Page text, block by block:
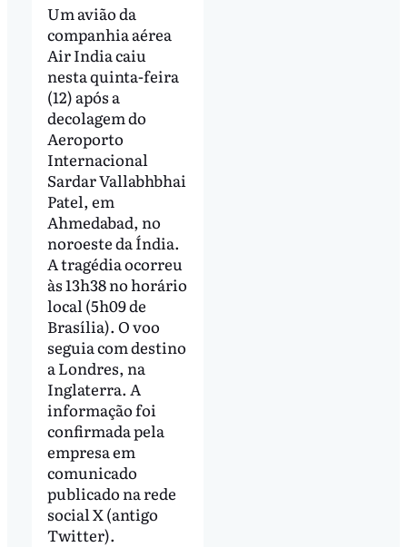
Um avião da
companhia aérea
Air India caiu
nesta quinta-feira
(12) após a
decolagem do
Aeroporto
Internacional
Sardar Vallabhbhai
Patel, em
Ahmedabad, no
noroeste da Índia.
A tragédia ocorreu
às 13h38 no horário
local (5h09 de
Brasília). O voo
seguia com destino
a Londres, na
Inglaterra. A
informação foi
confirmada pela
empresa em
comunicado
publicado na rede
social X (antigo
Twitter).